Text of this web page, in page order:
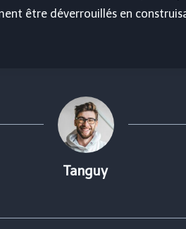
être déverrouillés en
Tanguy